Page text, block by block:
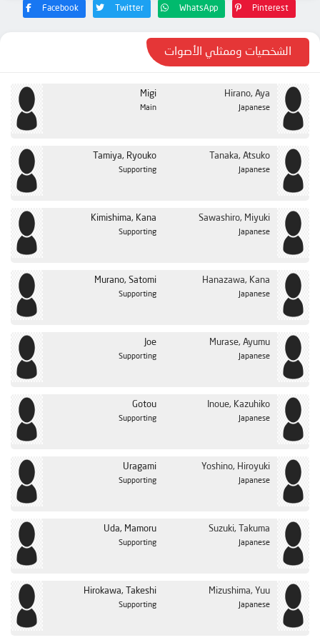
Facebook Twitter WhatsApp Pinterest
الشخصيات وممثلي الأصوات
Migi
Main
Hirano, Aya
Japanese
Tamiya, Ryouko
Supporting
Tanaka, Atsuko
Japanese
Kimishima, Kana
Supporting
Sawashiro, Miyuki
Japanese
Murano, Satomi
Supporting
Hanazawa, Kana
Japanese
Joe
Supporting
Murase, Ayumu
Japanese
Gotou
Supporting
Inoue, Kazuhiko
Japanese
Uragami
Supporting
Yoshino, Hiroyuki
Japanese
Uda, Mamoru
Supporting
Suzuki, Takuma
Japanese
Hirokawa, Takeshi
Supporting
Mizushima, Yuu
Japanese